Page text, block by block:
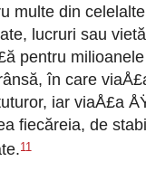
multe din
lucruri sau
pentru
în care
iar viaÅ£a
fiecăreia, de
11